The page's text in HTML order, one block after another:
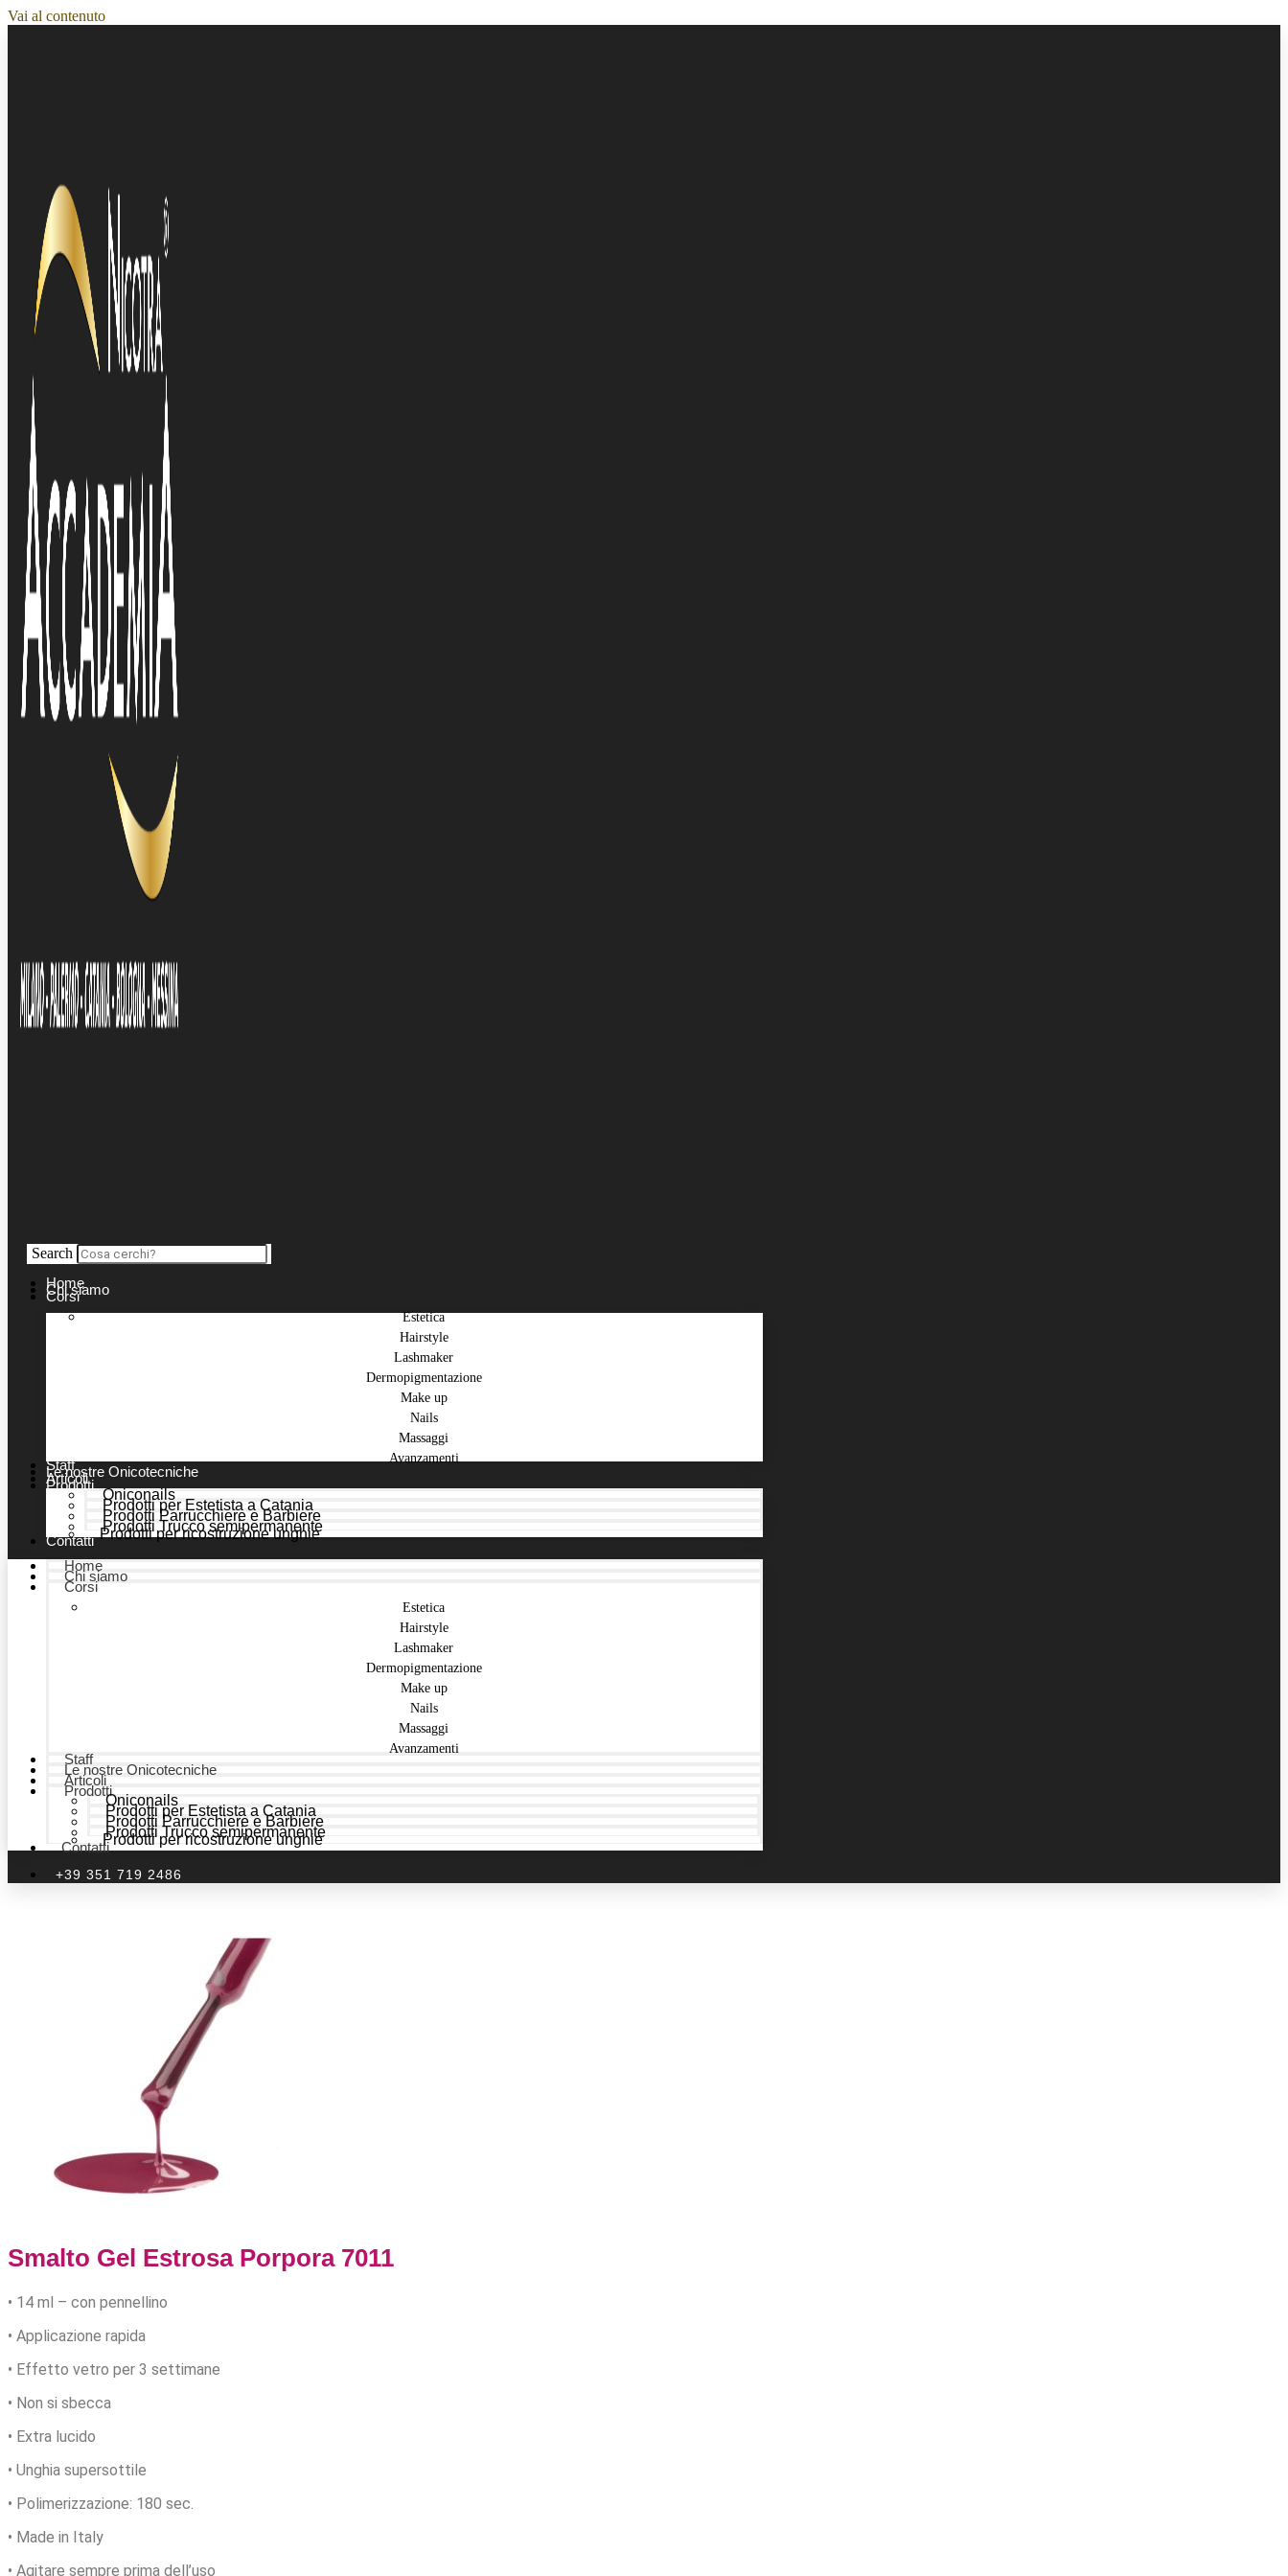
Vai al contenuto
Search
Home
Chi siamo
Corsi
Estetica
Hairstyle
Lashmaker
Dermopigmentazione
Make up
Nails
Massaggi
Avanzamenti
Staff
Le nostre Onicotecniche
Articoli
Prodotti
Oniconails
Prodotti per Estetista a Catania
Prodotti Parrucchiere e Barbiere
Prodotti Trucco semipermanente
Prodotti per ricostruzione unghie
Contatti
Home
Chi siamo
Corsi
Estetica
Hairstyle
Lashmaker
Dermopigmentazione
Make up
Nails
Massaggi
Avanzamenti
Staff
Le nostre Onicotecniche
Articoli
Prodotti
Oniconails
Prodotti per Estetista a Catania
Prodotti Parrucchiere e Barbiere
Prodotti Trucco semipermanente
Prodotti per ricostruzione unghie
Contatti
+39 351 719 2486
Smalto Gel Estrosa Porpora 7011
• 14 ml – con pennellino
• Applicazione rapida
• Effetto vetro per 3 settimane
• Non si sbecca
• Extra lucido
• Unghia supersottile
• Polimerizzazione: 180 sec.
• Made in Italy
• Agitare sempre prima dell’uso